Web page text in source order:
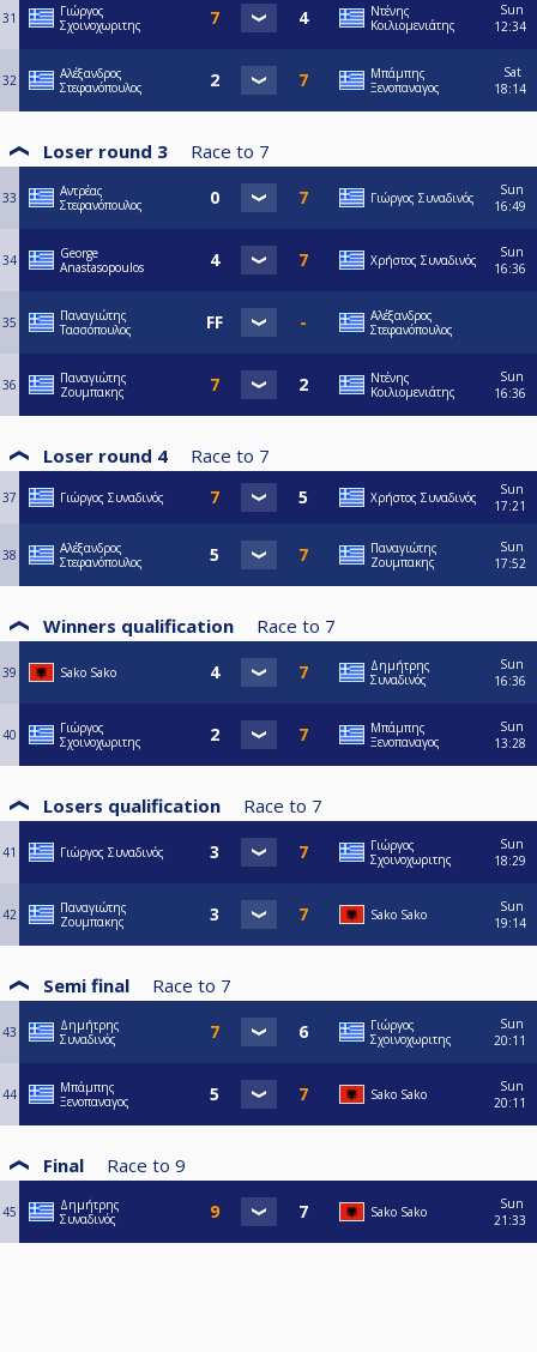
31
Γιώργος
Σχοινοχωριτης
Ντένης
Κοιλιομενιάτης
Sun
12:34
32
Αλέξανδρος
Στεφανόπουλος
Μπάμπης
Ξενοπαναγος
Sat
18:14
Loser round 3 Race to 7
33
Αντρέας
Στεφανόπουλος
Γιώργος Συναδινός
Sun
16:49
34
George
Anastasopoulos
Χρήστος Συναδινός
Sun
16:36
35
Παναγιώτης
Τασσόπουλος
Αλέξανδρος
Στεφανόπουλος
36
Παναγιώτης
Ζουμπακης
Ντένης
Κοιλιομενιάτης
Sun
16:36
Loser round 4 Race to 7
37 Γιώργος Συναδινός Χρήστος Συναδινός
Sun
17:21
38
Αλέξανδρος
Στεφανόπουλος
Παναγιώτης
Ζουμπακης
Sun
17:52
Winners qualification Race to 7
39 Sako Sako
Δημήτρης
Συναδινός
Sun
16:36
40
Γιώργος
Σχοινοχωριτης
Μπάμπης
Ξενοπαναγος
Sun
13:28
Losers qualification Race to 7
41 Γιώργος Συναδινός
Γιώργος
Σχοινοχωριτης
Sun
18:29
42
Παναγιώτης
Ζουμπακης
Sako Sako
Sun
19:14
Semi final Race to 7
43
Δημήτρης
Συναδινός
Γιώργος
Σχοινοχωριτης
Sun
20:11
44
Μπάμπης
Ξενοπαναγος
Sako Sako
Sun
20:11
Final Race to 9
45
Δημήτρης
Συναδινός
Sako Sako
Sun
21:33